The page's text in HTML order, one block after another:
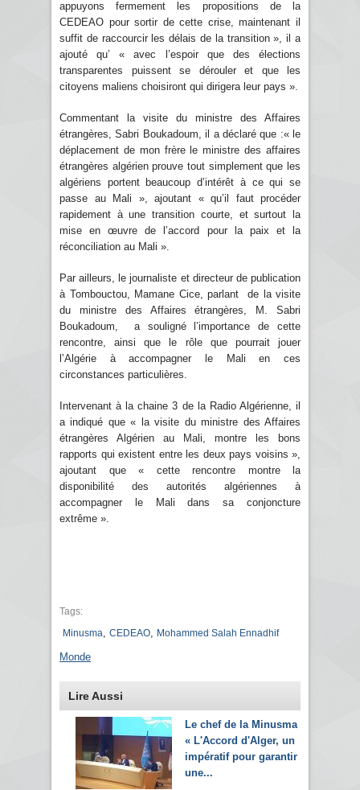
appuyons fermement les propositions de la
CEDEAO pour sortir de cette crise, maintenant il
suffit de raccourcir les délais de la transition », il a
ajouté qu’ « avec l’espoir que des élections
transparentes puissent se dérouler et que les
citoyens maliens choisiront qui dirigera leur pays ».
Commentant la visite du ministre des Affaires
étrangères, Sabri Boukadoum, il a déclaré que :« le
déplacement de mon frère le ministre des affaires
étrangères algérien prouve tout simplement que les
algériens portent beaucoup d’intérêt à ce qui se
passe au Mali », ajoutant « qu’il faut procéder
rapidement à une transition courte, et surtout la
mise en œuvre de l’accord pour la paix et la
réconciliation au Mali ».
Par ailleurs, le journaliste et directeur de publication
à Tombouctou, Mamane Cice, parlant de la visite
du ministre des Affaires étrangères, M. Sabri
Boukadoum, a souligné l’importance de cette
rencontre, ainsi que le rôle que pourrait jouer
l’Algérie à accompagner le Mali en ces
circonstances particulières.
Intervenant à la chaine 3 de la Radio Algérienne, il
a indiqué que « la visite du ministre des Affaires
étrangères Algérien au Mali, montre les bons
rapports qui existent entre les deux pays voisins »,
ajoutant que « cette rencontre montre la
disponibilité des autorités algériennes à
accompagner le Mali dans sa conjoncture
extrême ».
Tags:
Minusma
CEDEAO Mohammed Salah Ennadhif
Monde
Lire Aussi
Le chef de la Minusma :
« L'Accord d'Alger, un
impératif pour garantir
une...